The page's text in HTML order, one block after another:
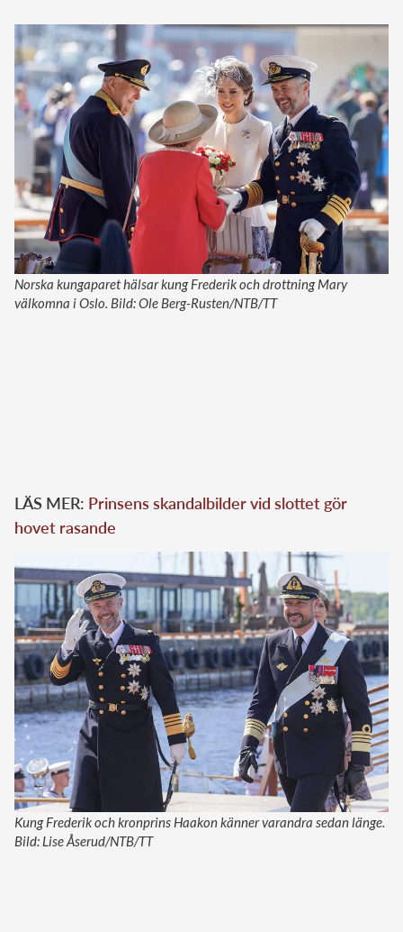
Norska kungaparet hälsar kung Frederik och drottning Mary
välkomna i Oslo. Bild: Ole Berg-Rusten/NTB/TT
LÄS MER: Prinsens skandalbilder vid slottet gör
hovet rasande
Kung Frederik och kronprins Haakon känner varandra sedan länge.
Bild: Lise Åserud/NTB/TT